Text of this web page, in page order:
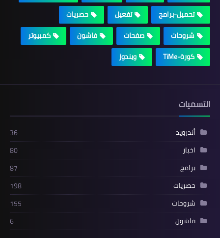
تحميل-برامج
تفعيل
حصريات
شروحات
صفحات فاشون
كمبيوتر
كورة-TiMe
ويندوز
التسميات
أندرويد
36
اخبار
80
برامج
87
حصريات
198
شروحات
155
فاشون
6